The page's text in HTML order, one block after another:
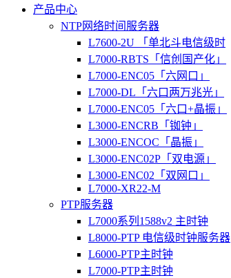
产品中心
NTP网络时间服务器
L7600-2U 「单北斗电信级时
L7000-RBTS「信创国产化」
L7000-ENC05「六网口」
L7000-DL「六口两万兆光」
L7000-ENC05「六口+晶振」
L3000-ENCRB「铷钟」
L3000-ENCOC「晶振」
L3000-ENC02P「双电源」
L3000-ENC02「双网口」
L7000-XR22-M
PTP服务器
L7000系列1588v2 主时钟
L8000-PTP 电信级时钟服务器
L6000-PTP主时钟
L7000-PTP主时钟